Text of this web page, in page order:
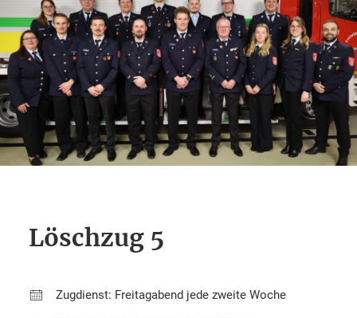
Löschzug 5
Zugdienst: Freitagabend jede zweite Woche